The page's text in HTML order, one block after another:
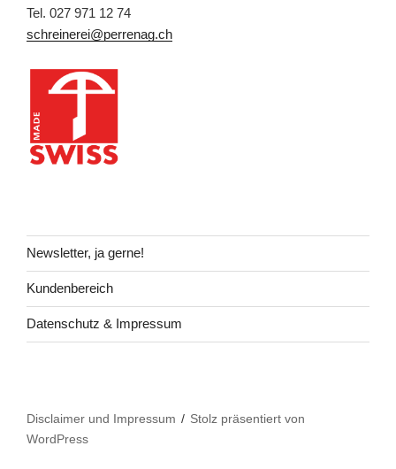
Tel. 027 971 12 74
schreinerei@perrenag.ch
Newsletter, ja gerne!
Kundenbereich
Datenschutz & Impressum
Disclaimer und Impressum
Stolz präsentiert von
WordPress